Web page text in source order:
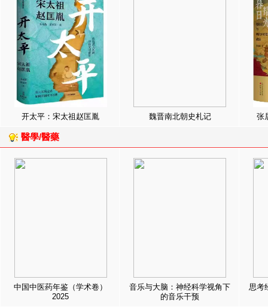
开太平：宋太祖赵匡胤 魏晋南北朝史札记 张
醫學/醫藥
中国中医药年鉴（学术卷）
2025
音乐与大脑：神经科学视角下
的音乐干预
思考